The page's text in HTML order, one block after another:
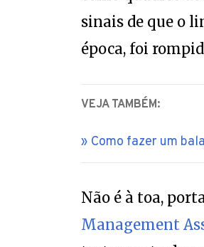
sinais de que o
época, foi
Management
tratamento do